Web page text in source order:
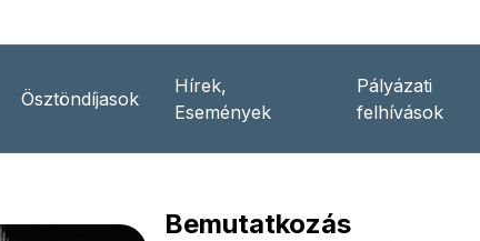
Ösztöndíjasok
Hírek,
Események
Pályázati
felhívások
Bemutatkozás